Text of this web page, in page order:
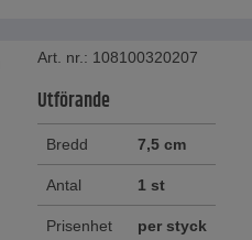
Art. nr.: 108100320207
Utförande
Bredd 7,5 cm
Antal 1 st
Prisenhet
per styck